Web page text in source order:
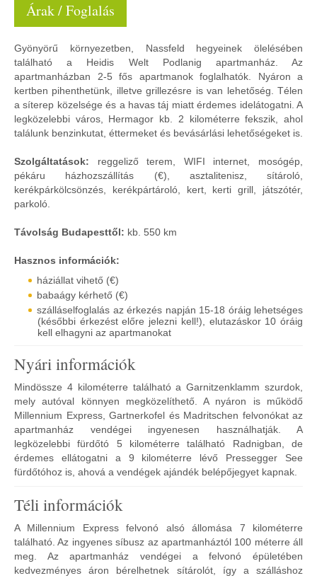
Árak / Foglalás
Gyönyörű környezetben, Nassfeld hegyeinek ölelésében
található a Heidis Welt Podlanig apartmanház. Az
apartmanházban 2-5 fős apartmanok foglalhatók. Nyáron a
kertben pihenthetünk, illetve grillezésre is van lehetőség. Télen
a síterep közelsége és a havas táj miatt érdemes idelátogatni. A
legközelebbi város, Hermagor kb. 2 kilométerre fekszik, ahol
találunk benzinkutat, éttermeket és bevásárlási lehetőségeket is.
Szolgáltatások: reggeliző terem, WIFI internet, mosógép,
pékáru házhozszállítás (€), asztalitenisz, sítároló,
kerékpárkölcsönzés, kerékpártároló, kert, kerti grill, játszótér,
parkoló.
Távolság Budapesttől: kb. 550 km
Hasznos információk:
háziállat vihető (€)
babaágy kérhető (€)
szálláselfoglalás az érkezés napján 15-18 óráig lehetséges
(későbbi érkezést előre jelezni kell!), elutazáskor 10 óráig
kell elhagyni az apartmanokat
Nyári információk
Mindössze 4 kilométerre található a Garnitzenklamm szurdok,
mely autóval könnyen megközelíthető. A nyáron is működő
Millennium Express, Gartnerkofel és Madritschen felvonókat az
apartmanház vendégei ingyenesen használhatják. A
legközelebbi fürdőtó 5 kilométerre található Radnigban, de
érdemes ellátogatni a 9 kilométerre lévő Pressegger See
fürdőtóhoz is, ahová a vendégek ajándék belépőjegyet kapnak.
Téli információk
A Millennium Express felvonó alsó állomása 7 kilométerre
található. Az ingyenes síbusz az apartmanháztól 100 méterre áll
meg. Az apartmanház vendégei a felvonó épületében
kedvezményes áron bérelhetnek sítárolót, így a szálláshoz